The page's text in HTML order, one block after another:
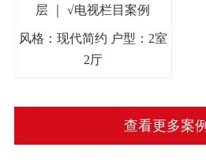
层 ｜ √电视栏目案例
风格：现代简约 户型：2室
2厅
查看更多案